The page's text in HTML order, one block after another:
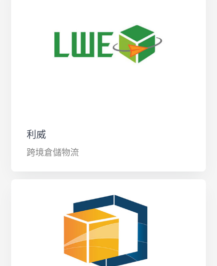
利威
跨境倉儲物流